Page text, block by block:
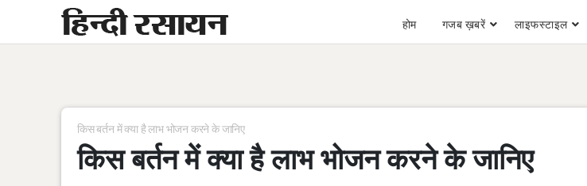
content
होम गजब ख़बरें लाइफस्टाइल
किस बर्तन में क्या है लाभ भोजन करने के जानिए
किस बर्तन में क्या है लाभ भोजन करने के जानिए